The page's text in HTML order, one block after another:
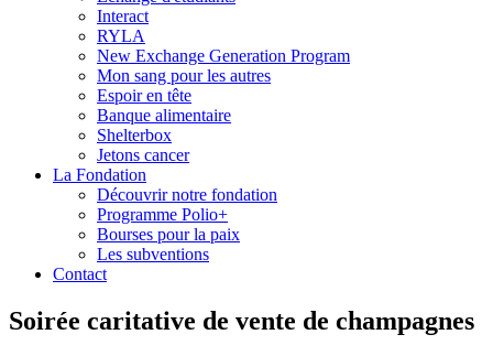
Interact
RYLA
New Exchange Generation Program
Mon sang pour les autres
Espoir en tête
Banque alimentaire
Shelterbox
Jetons cancer
La Fondation
Découvrir notre fondation
Programme Polio+
Bourses pour la paix
Les subventions
Contact
Soirée caritative de vente de champagnes